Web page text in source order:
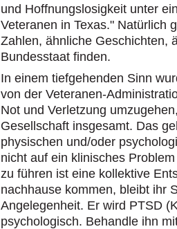
und Hoffnungslosigkeit unter
Veteranen in Texas." Natürlich
Zahlen, ähnliche Geschichten,
Bundesstaat finden.
In einem tiefgehenden Sinn
von der Veteranen-
Not und Verletzung
Gesellschaft insgesamt. Das
physischen und/oder
nicht auf ein klinisches
zu führen ist eine kollektive
nachhause kommen, bleibt ihr
Angelegenheit. Er wird PTSD
psychologisch. Behandle ihn